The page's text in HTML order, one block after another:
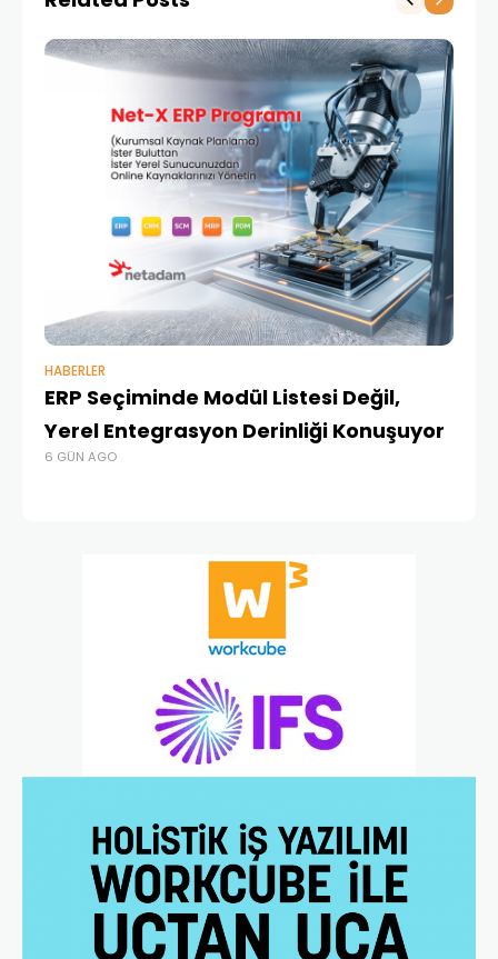
HABERLER
ERP Seçiminde Modül Listesi Değil,
Yerel Entegrasyon Derinliği Konuşuyor
6 GÜN AGO